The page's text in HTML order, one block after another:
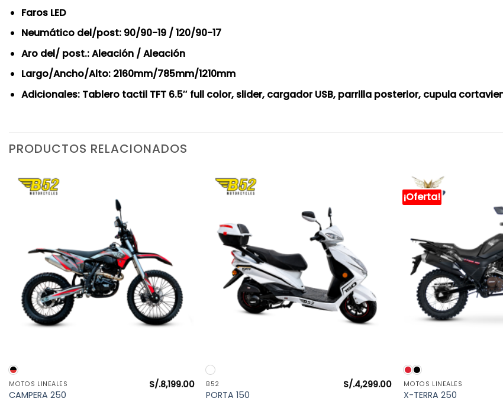
Faros LED
Neumático del/post: 90/90-19 / 120/90-17
Aro del/ post.: Aleación / Aleación
Largo/Ancho/Alto: 2160mm/785mm/1210mm
Adicionales: Tablero tactil TFT 6.5″ full color, slider, cargador USB, parrilla posterior, cupula
PRODUCTOS RELACIONADOS
MOTOS LINEALES
CAMPERA 250
S/.8,199.00 B52
PORTA 150
S/.4,299.00
¡Oferta!
MOTOS LINEALES
X-TERRA 250